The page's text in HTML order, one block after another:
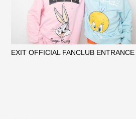
EXIT OFFICIAL FANCLUB ENTRANCE